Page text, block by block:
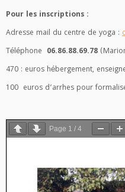
Pour les inscriptions :
Adresse mail du centre de yoga :
Téléphone 06.86.88.69.78
470 : euros hébergement,
100 euros d’arrhes pour
Page 1 / 4